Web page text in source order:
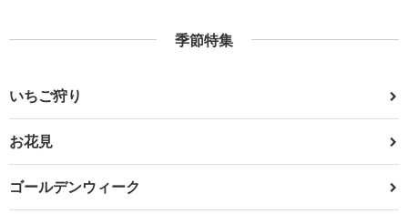
季節特集
いちご狩り
お花見
ゴールデンウィーク